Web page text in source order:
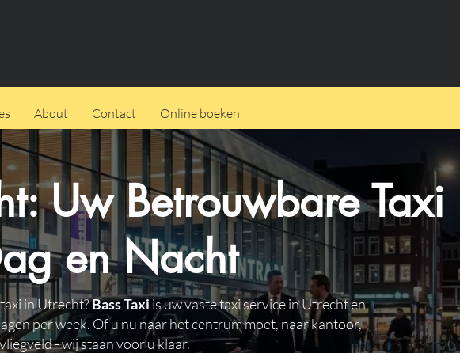
About Contact Online boeken
Uw Betrouwbare Taxi
en Nacht
in Utrecht?Bass Taxiis uw vaste taxi service in Utrecht en
per week. Of u nu naar het centrum moet, naar kantoor,
- wij staan voor u klaar.